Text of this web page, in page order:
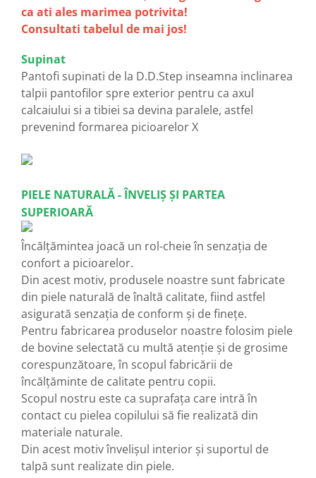
ca ati ales marimea potrivita!
Consultati tabelul de mai jos!
Supinat
Pantofi supinati de la D.D.Step inseamna inclinarea
talpii pantofilor spre exterior pentru ca axul
calcaiului si a tibiei sa devina paralele, astfel
prevenind formarea picioarelor X
PIELE NATURALĂ - ÎNVELIȘ ȘI PARTEA
SUPERIOARĂ
Încălțămintea joacă un rol-cheie în senzația de
confort a picioarelor.
Din acest motiv, produsele noastre sunt fabricate
din piele naturală de înaltă calitate, fiind astfel
asigurată senzația de conform și de finețe.
Pentru fabricarea produselor noastre folosim piele
de bovine selectată cu multă atenție și de grosime
corespunzătoare, în scopul fabricării de
încălțăminte de calitate pentru copii.
Scopul nostru este ca suprafața care intră în
contact cu pielea copilului să fie realizată din
materiale naturale.
Din acest motiv învelișul interior și suportul de
talpă sunt realizate din piele.